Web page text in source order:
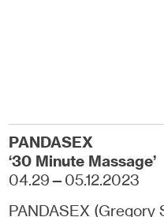
PANDASEX
‘30 Minute Massage’
04.29—05.12.2023
PANDASEX (Gregory